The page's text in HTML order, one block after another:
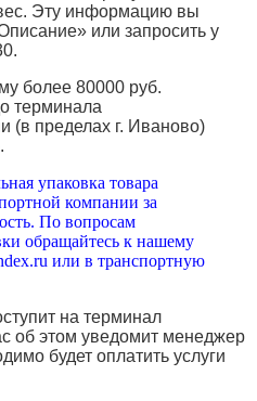
Эту информацию вы
или запросить у
более 80000 руб.
терминала
(в пределах г. Иваново)
упаковка товара
компании за
По вопросам
обращайтесь к нашему
или в транспортную
на терминал
об этом уведомит менеджер
будет оплатить услуги